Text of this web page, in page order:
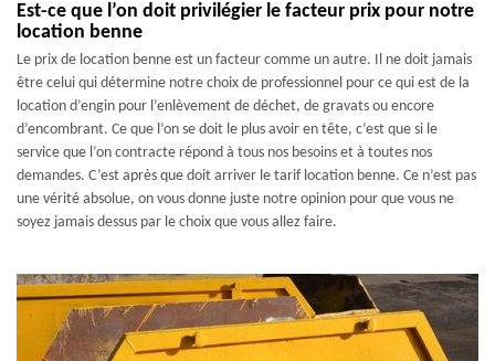
Est-ce que l’on doit privilégier le facteur prix pour notre
location benne
Le prix de location benne est un facteur comme un autre. Il ne doit jamais
être celui qui détermine notre choix de professionnel pour ce qui est de la
location d’engin pour l’enlèvement de déchet, de gravats ou encore
d’encombrant. Ce que l’on se doit le plus avoir en tête, c’est que si le
service que l’on contracte répond à tous nos besoins et à toutes nos
demandes. C’est après que doit arriver le tarif location benne. Ce n’est pas
une vérité absolue, on vous donne juste notre opinion pour que vous ne
soyez jamais dessus par le choix que vous allez faire.